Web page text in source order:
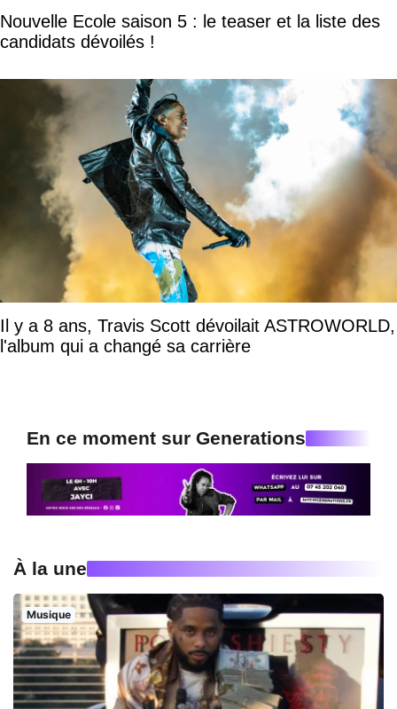
Nouvelle Ecole saison 5 : le teaser et la liste des
candidats dévoilés !
Il y a 8 ans, Travis Scott dévoilait ASTROWORLD,
l'album qui a changé sa carrière
En ce moment sur Generations
À la une
Musique